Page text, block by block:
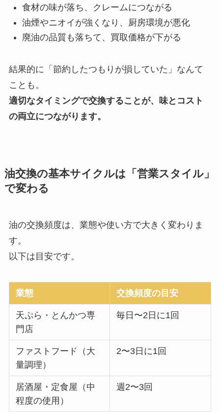
食材の味が落ち、クレームにつながる
油煙やニオイが強くなり、厨房環境が悪化
廃油の品質も落ちて、買取価格が下がる
結果的に「節約したつもりが損していた」なんて
ことも。
適切なタイミングで交換することが、味とコスト
の両立につながります。
油交換の基本サイクルは「営業スタイル」
で変わる
油の交換頻度は、業態や使い方で大きく変わりま
す。
以下は目安です。
業態 交換頻度の目安
天ぷら・とんかつ専
門店
毎日〜2日に1回
ファストフード（大
量調理）
2〜3日に1回
居酒屋・定食屋（中
程度の使用）
週2〜3回